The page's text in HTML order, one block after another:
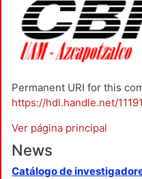
Permanent URI for this
https://hdl.handle.net/
Ver página principal
News
Catálogo de